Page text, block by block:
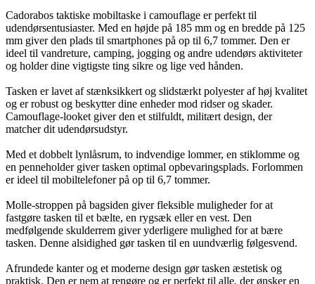
Cadorabos taktiske mobiltaske i camouflage er perfekt til
udendørsentusiaster. Med en højde på 185 mm og en bredde på 125
mm giver den plads til smartphones på op til 6,7 tommer. Den er
ideel til vandreture, camping, jogging og andre udendørs aktiviteter
og holder dine vigtigste ting sikre og lige ved hånden.
Tasken er lavet af stænksikkert og slidstærkt polyester af høj kvalitet
og er robust og beskytter dine enheder mod ridser og skader.
Camouflage-looket giver den et stilfuldt, militært design, der
matcher dit udendørsudstyr.
Med et dobbelt lynlåsrum, to indvendige lommer, en stiklomme og
en penneholder giver tasken optimal opbevaringsplads. Forlommen
er ideel til mobiltelefoner på op til 6,7 tommer.
Molle-stroppen på bagsiden giver fleksible muligheder for at
fastgøre tasken til et bælte, en rygsæk eller en vest. Den
medfølgende skulderrem giver yderligere mulighed for at bære
tasken. Denne alsidighed gør tasken til en uundværlig følgesvend.
Afrundede kanter og et moderne design gør tasken æstetisk og
praktisk. Den er nem at rengøre og er perfekt til alle, der ønsker en